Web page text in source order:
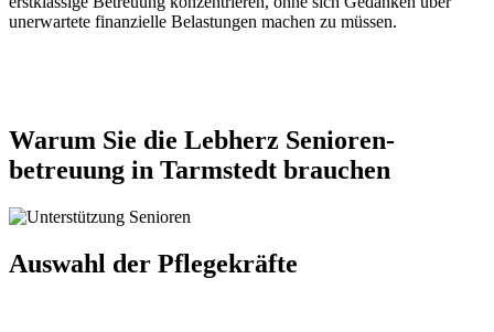
unerwartete finanzielle Belastungen machen zu müssen.
Warum Sie die Lebherz Senioren­
betreuung in Tarmstedt brauchen
Auswahl der Pflegekräfte